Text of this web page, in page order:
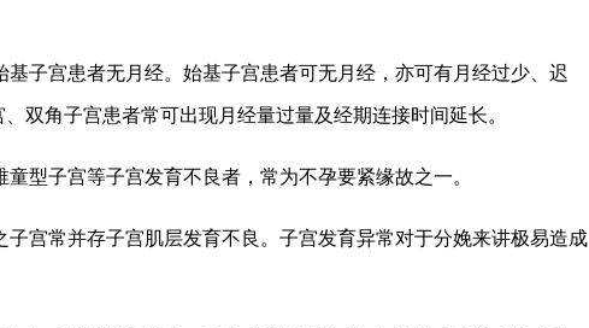
基子宫患者无月经。始基子宫患者可无月经，亦可有月经过少、迟
双角子宫患者常可出现月经量过量及经期连接时间延长。
型子宫等子宫发育不良者，常为不孕要紧缘故之一。
宫常并存子宫肌层发育不良。子宫发育异常对于分娩来讲极易造成